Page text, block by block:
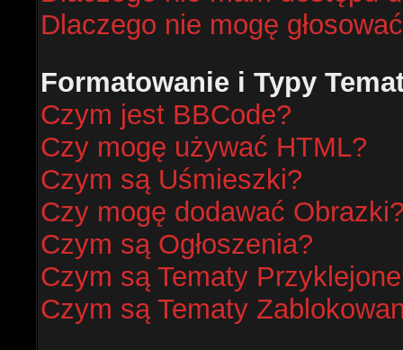
Dlaczego nie mogę
Formatowanie i Typy
Czym jest BBCode?
Czy mogę używać HTML?
Czym są Uśmieszki?
Czy mogę dodawać
Czym są Ogłoszenia?
Czym są Tematy
Czym są Tematy